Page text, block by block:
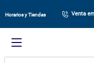
Horarios y Tiendas Venta
¿Que estás buscando hoy?